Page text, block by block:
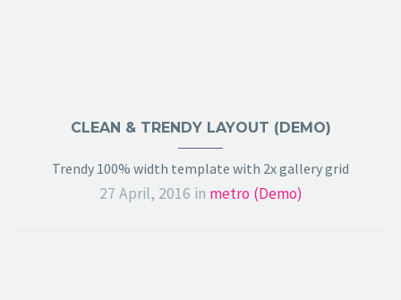
CLEAN & TRENDY LAYOUT (DEMO)
Trendy 100% width template with 2x gallery grid
27 April, 2016 in metro (Demo)